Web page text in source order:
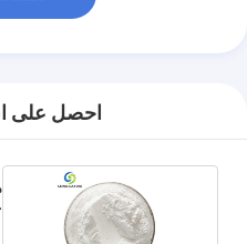
احصل على